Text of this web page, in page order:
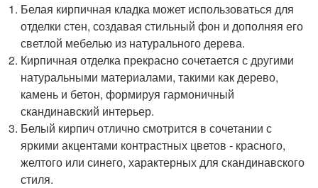
Белая кирпичная кладка может использоваться для
отделки стен, создавая стильный фон и дополняя его
светлой мебелью из натурального дерева.
Кирпичная отделка прекрасно сочетается с другими
натуральными материалами, такими как дерево,
камень и бетон, формируя гармоничный
скандинавский интерьер.
Белый кирпич отлично смотрится в сочетании с
яркими акцентами контрастных цветов - красного,
желтого или синего, характерных для скандинавского
стиля.